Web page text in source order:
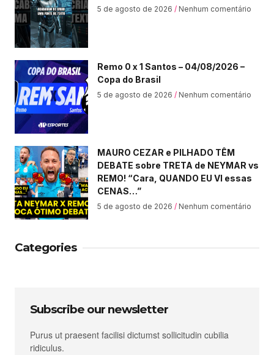
5 de agosto de 2026 Nenhum comentário
Remo 0 x 1 Santos – 04/08/2026 –
Copa do Brasil
5 de agosto de 2026 Nenhum comentário
MAURO CEZAR e PILHADO TÊM
DEBATE sobre TRETA de NEYMAR vs
REMO! “Cara, QUANDO EU VI essas
CENAS…”
5 de agosto de 2026 Nenhum comentário
Categories
Subscribe our newsletter
Purus ut praesent facilisi dictumst sollicitudin cubilia
ridiculus.